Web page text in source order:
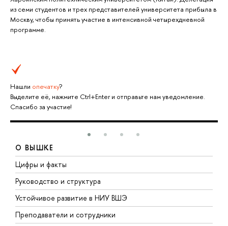
из семи студентов и трех представителей университета прибыла в
Москву, чтобы принять участие в интенсивной четырехдневной
программе.
Нашли опечатку?
Выделите её, нажмите Ctrl+Enter и отправьте нам уведомление.
Спасибо за участие!
О ВЫШКЕ
Цифры и факты
Руководство и структура
Устойчивое развитие в НИУ ВШЭ
Преподаватели и сотрудники